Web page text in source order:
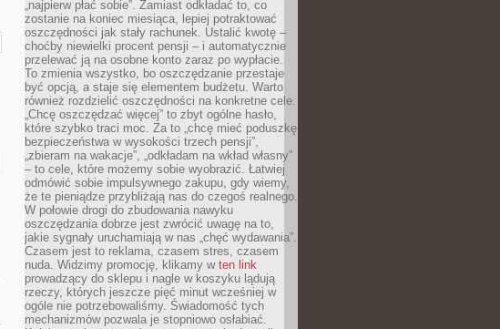
„najpierw płać sobie”. Zamiast odkładać to, co
zostanie na koniec miesiąca, lepiej potraktować
oszczędności jak stały rachunek. Ustalić kwotę –
choćby niewielki procent pensji – i automatycznie
przelewać ją na osobne konto zaraz po wypłacie.
To zmienia wszystko, bo oszczędzanie przestaje
być opcją, a staje się elementem budżetu. Warto
również rozdzielić oszczędności na konkretne cele.
„Chcę oszczędzać więcej” to zbyt ogólne hasło,
które szybko traci moc. Za to „chcę mieć poduszkę
bezpieczeństwa w wysokości trzech pensji”,
„zbieram na wakacje”, „odkładam na wkład własny”
– to cele, które możemy sobie wyobrazić. Łatwiej
odmówić sobie impulsywnego zakupu, gdy wiemy,
że te pieniądze przybliżają nas do czegoś realnego.
W połowie drogi do zbudowania nawyku
oszczędzania dobrze jest zwrócić uwagę na to,
jakie sygnały uruchamiają w nas „chęć wydawania”.
Czasem jest to reklama, czasem stres, czasem
nuda. Widzimy promocję, klikamy w ten link
prowadzący do sklepu i nagle w koszyku lądują
rzeczy, których jeszcze pięć minut wcześniej w
ogóle nie potrzebowaliśmy. Świadomość tych
mechanizmów pozwala je stopniowo osłabiać.